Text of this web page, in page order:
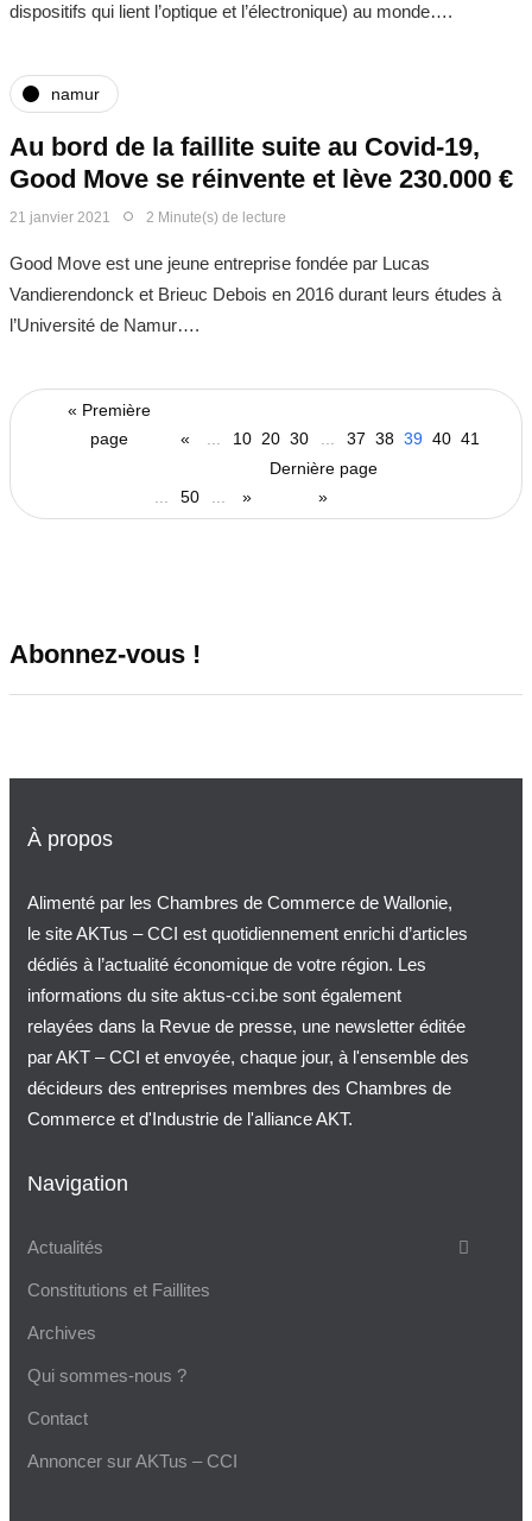
dispositifs qui lient l’optique et l’électronique) au monde….
namur
Au bord de la faillite suite au Covid-19,
Good Move se réinvente et lève 230.000 €
21 janvier 2021 2 Minute(s) de lecture
Good Move est une jeune entreprise fondée par Lucas
Vandierendonck et Brieuc Debois en 2016 durant leurs études à
l’Université de Namur….
« Première
page
« 10 20 30 37 38 39 40 41
50 »
Dernière page
»
Abonnez-vous !
À propos
Alimenté par les Chambres de Commerce de Wallonie,
le site AKTus – CCI est quotidiennement enrichi d’articles
dédiés à l’actualité économique de votre région. Les
informations du site aktus-cci.be sont également
relayées dans la Revue de presse, une newsletter éditée
par AKT – CCI et envoyée, chaque jour, à l'ensemble des
décideurs des entreprises membres des Chambres de
Commerce et d'Industrie de l'alliance AKT.
Navigation
Actualités
Constitutions et Faillites
Archives
Qui sommes-nous ?
Contact
Annoncer sur AKTus – CCI